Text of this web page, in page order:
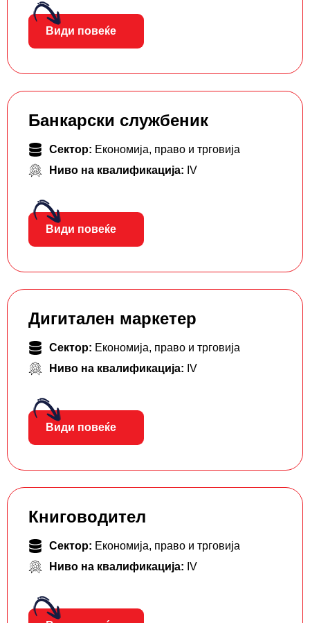
Види повеќе
Банкарски службеник
Сектор: Економија, право и трговија
Ниво на квалификација: IV
Види повеќе
Дигитален маркетер
Сектор: Економија, право и трговија
Ниво на квалификација: IV
Види повеќе
Книговодител
Сектор: Економија, право и трговија
Ниво на квалификација: IV